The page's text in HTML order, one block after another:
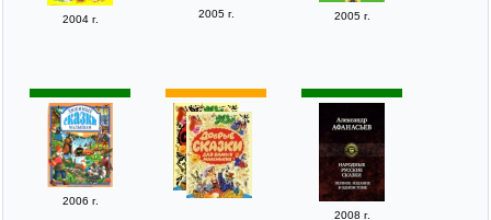
2004 г. 2005 г. 2005 г.
2006 г.
2008 г.